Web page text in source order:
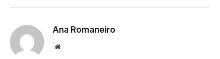
Ana Romaneiro
Website